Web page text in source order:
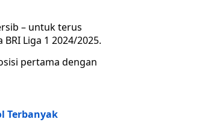
– untuk terus
Liga 1 2024/2025.
pertama dengan
Terbanyak